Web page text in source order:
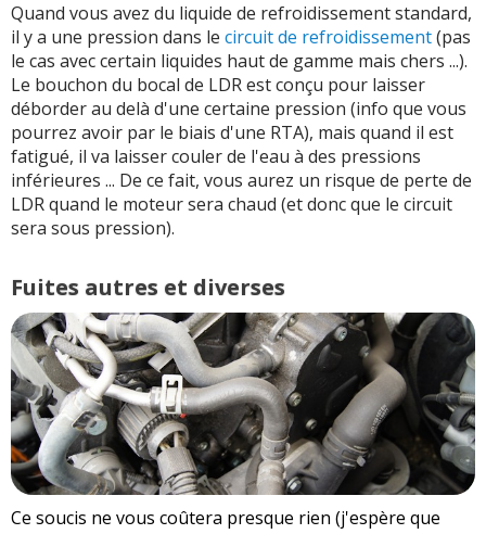
Quand vous avez du liquide de refroidissement standard,
il y a une pression dans le circuit de refroidissement(pas
le cas avec certain liquides haut de gamme mais chers ...).
Le bouchon du bocal de LDR est conçu pour laisser
déborder au delà d'une certaine pression (info que vous
pourrez avoir par le biais d'une RTA), mais quand il est
fatigué, il va laisser couler de l'eau à des pressions
inférieures ... De ce fait, vous aurez un risque de perte de
LDR quand le moteur sera chaud (et donc que le circuit
sera sous pression).
Fuites autres et diverses
Ce soucis ne vous coûtera presque rien (j'espère que